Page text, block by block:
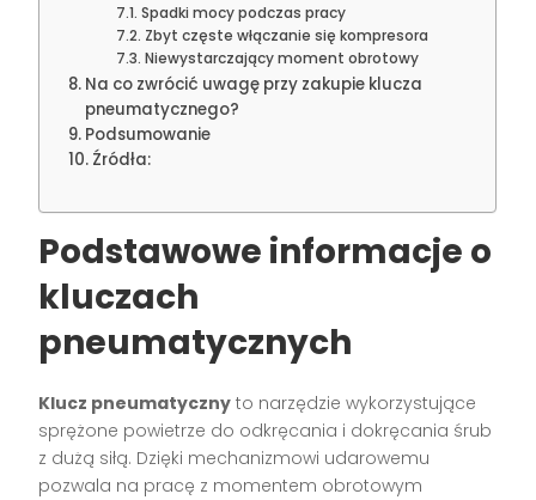
Spadki mocy podczas pracy
Zbyt częste włączanie się kompresora
Niewystarczający moment obrotowy
Na co zwrócić uwagę przy zakupie klucza
pneumatycznego?
Podsumowanie
Źródła:
Podstawowe informacje o
kluczach
pneumatycznych
Klucz pneumatyczny to narzędzie wykorzystujące
sprężone powietrze do odkręcania i dokręcania śrub
z dużą siłą. Dzięki mechanizmowi udarowemu
pozwala na pracę z momentem obrotowym